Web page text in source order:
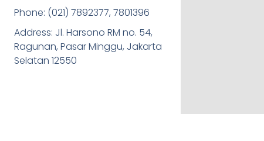
Phone: (021) 7892377, 7801396
Address: Jl. Harsono RM no. 54,
Ragunan, Pasar Minggu, Jakarta
Selatan 12550